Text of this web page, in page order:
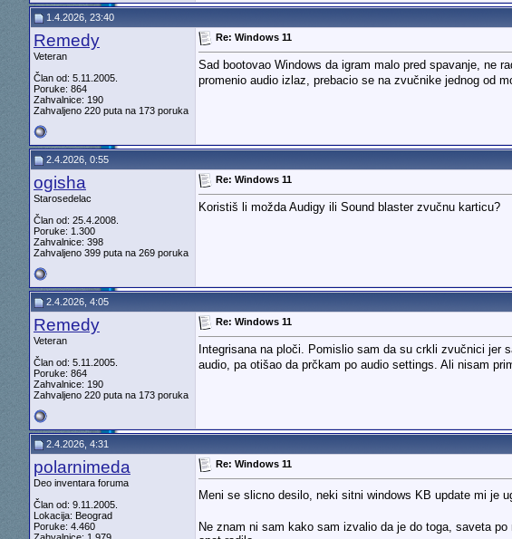
1.4.2026, 23:40
Remedy
Veteran
Član od: 5.11.2005.
Poruke: 864
Zahvalnice: 190
Zahvaljeno 220 puta na 173 poruka
Re: Windows 11
Sad bootovao Windows da igram malo pred spavanje, ne
promenio audio izlaz, prebacio se na zvučnike jednog od
2.4.2026, 0:55
ogisha
Starosedelac
Član od: 25.4.2008.
Poruke: 1.300
Zahvalnice: 398
Zahvaljeno 399 puta na 269 poruka
Re: Windows 11
Koristiš li možda Audigy ili Sound blaster zvučnu karticu?
2.4.2026, 4:05
Remedy
Veteran
Član od: 5.11.2005.
Poruke: 864
Zahvalnice: 190
Zahvaljeno 220 puta na 173 poruka
Re: Windows 11
Integrisana na ploči. Pomislio sam da su crkli zvučnici jer
audio, pa otišao da prčkam po audio settings. Ali nisam
2.4.2026, 4:31
polarnimeda
Deo inventara foruma
Član od: 9.11.2005.
Lokacija: Beograd
Poruke: 4.460
Re: Windows 11
Meni se slicno desilo, neki sitni windows KB update mi je
Ne znam ni sam kako sam izvalio da je do toga, saveta